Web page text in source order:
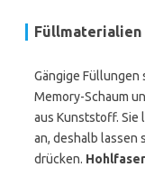
Gängige Füllungen
Memory-Schaum
aus Kunststoff. Sie
an, deshalb lassen
drücken. Hohlfaser